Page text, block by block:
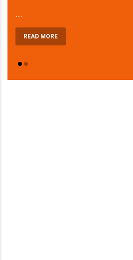
…
READ MORE